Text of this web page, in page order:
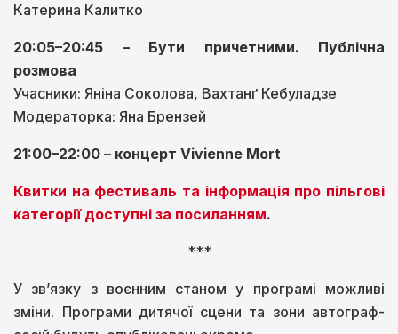
Катерина Калитко
20:05–20:45 – Бути причетними. Публічна
розмова
Учасники: Яніна Соколова, Вахтанґ Кебуладзе
Модераторка: Яна Брензей
21:00–22:00 – концерт Vivienne Mort
Квитки на фестиваль та інформація про пільгові
категорії доступні за посиланням.
***
У зв’язку з воєнним станом у програмі можливі
зміни. Програми дитячої сцени та зони автограф-